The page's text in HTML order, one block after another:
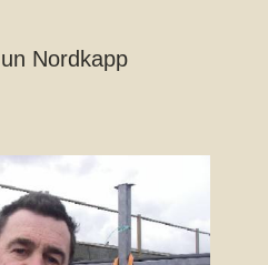
Nordkapp